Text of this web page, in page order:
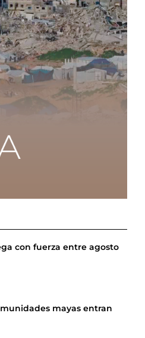
con fuerza entre agosto
mayas entran